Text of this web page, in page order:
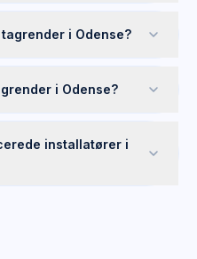
i Odense?
i Odense?
installatører i